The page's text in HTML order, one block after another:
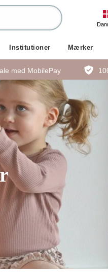
Institutioner Mærker
med MobilePay